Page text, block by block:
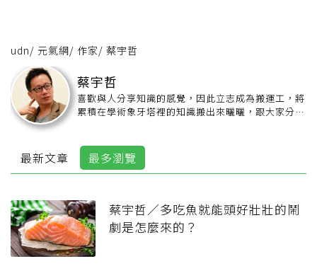
udn/ 元氣網/ 作家/ 蔡宇哲
蔡宇哲
喜歡與人分享知識的感覺，因此立志成為搬運工，將
累積在學術象牙塔裡的知識搬出來曬曬，跟大家分
最新文章 最多瀏覽
蔡宇哲／多吃魚就能頭好壯壯的鬧
劇是怎麼來的？